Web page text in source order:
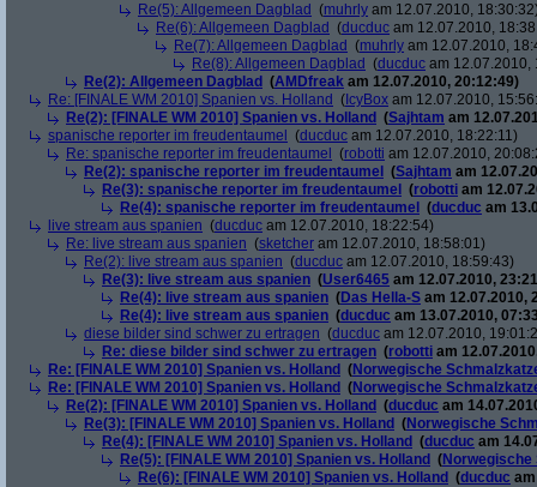
Re(5): Allgemeen Dagblad (muhrly am 12.07.2010,
Re(6): Allgemeen Dagblad (ducduc am 12.07.2010,
Re(7): Allgemeen Dagblad (muhrly am 12.07.2010,
Re(8): Allgemeen Dagblad (ducduc am 12.07.2010,
Re(2): Allgemeen Dagblad (AMDfreak am 12.07.2010, 20:12:49)
Re: [FINALE WM 2010] Spanien vs. Holland ( IcyBox am 12.07.2010,
Re(2): [FINALE WM 2010] Spanien vs. Holland (Sajhtam am
spanische reporter im freudentaumel
(ducduc am 12.07.2010, 18:22:11)
Re: spanische reporter im freudentaumel
(robotti am 12.07.2010,
Re(2): spanische reporter im freudentaumel
(Sajhtam am
Re(3): spanische reporter im freudentaumel
(robotti am
Re(4): spanische reporter im freudentaumel
(ducduc am
live stream aus spanien (ducduc am 12.07.2010, 18:22:54)
Re: live stream aus spanien (sketcher am 12.07.2010, 18:58:01)
Re(2): live stream aus spanien (ducduc am 12.07.2010, 18:59:43)
Re(3): live stream aus spanien (User6465 am 12.07.2010,
Re(4): live stream aus spanien (Das Hella-S am 12.07.2010,
Re(4): live stream aus spanien (ducduc am 13.07.2010,
diese bilder sind schwer zu ertragen (ducduc am 12.07.2010,
Re: diese bilder sind schwer zu ertragen (robotti am
Re: [FINALE WM 2010] Spanien vs. Holland (Norwegische
Re: [FINALE WM 2010] Spanien vs. Holland (Norwegische
Re(2): [FINALE WM 2010] Spanien vs. Holland (ducduc am
Re(3): [FINALE WM 2010] Spanien vs. Holland (Norwegische
Re(4): [FINALE WM 2010] Spanien vs. Holland (ducduc am
Re(5): [FINALE WM 2010] Spanien vs. Holland (
Re(6): [FINALE WM 2010] Spanien vs. Holland (ducduc